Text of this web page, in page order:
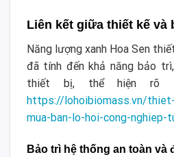
Liên kết giữa thiết kế và
Năng lượng xanh Hoa Sen
đã tính đến khả năng bảo
thiết bị, thể hiện rõ
https://lohoibiomass.vn/
mua-ban-lo-hoi-cong-nghiep-
Bảo trì hệ thống an toàn và